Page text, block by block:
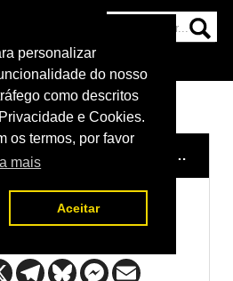
personalizar
do nosso
como descritos
e Cookies.
os termos, por favor
mais
Aceitar
/